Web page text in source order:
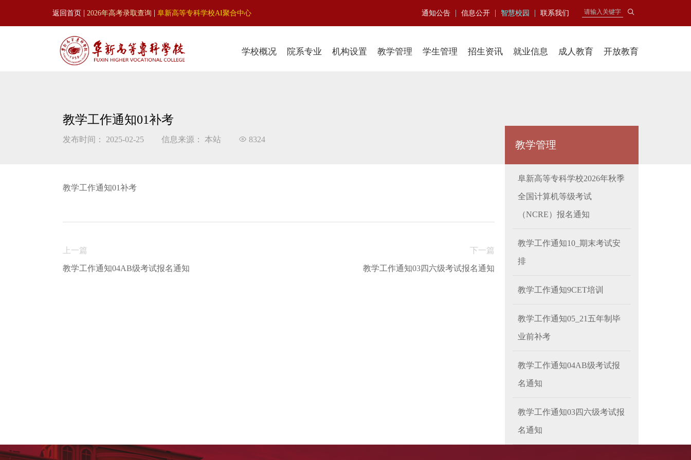
返回首页 | 2026年高考录取查询 | 阜新高等专科学校AI聚合中心 通知公告 | 信息公开 | 智慧校园 | 联系我们
学校概况 院系专业 机构设置 教学管理 学生管理 招生资讯 就业信息 成人教育 开放教育
教学工作通知01补考
发布时间： 2025-02-25 信息来源： 本站 8324
教学工作通知01补考
上一篇
教学工作通知04AB级考试报名通知
下一篇
教学工作通知03四六级考试报名通知
教学管理
阜新高等专科学校2026年秋季
全国计算机等级考试
（NCRE）报名通知
教学工作通知10_期末考试安
排
教学工作通知9CET培训
教学工作通知05_21五年制毕
业前补考
教学工作通知04AB级考试报
名通知
教学工作通知03四六级考试报
名通知